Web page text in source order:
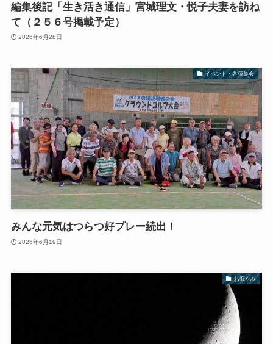
編集後記「生き活き通信」宮城理文・悦子夫妻を訪ね
て（２５６号掲載予定）
2026年6月28日
イベント・各種集会
みんな元気はつらつ好プレー続出！
2026年6月19日
お悔やみ